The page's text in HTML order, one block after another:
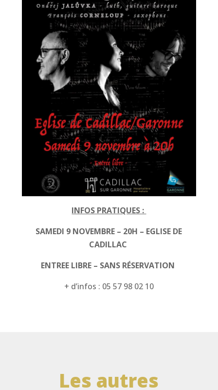
INFOS PRATIQUES :
SAMEDI 9 NOVEMBRE – 20H – EGLISE DE
CADILLAC
ENTREE LIBRE – SANS RÉSERVATION
+ d’infos : 05 57 98 02 10
Les autres